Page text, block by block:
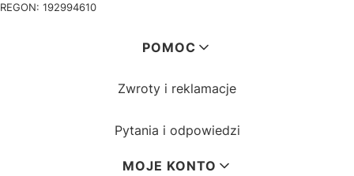
REGON: 192994610
POMOC
Zwroty i reklamacje
Pytania i odpowiedzi
MOJE KONTO